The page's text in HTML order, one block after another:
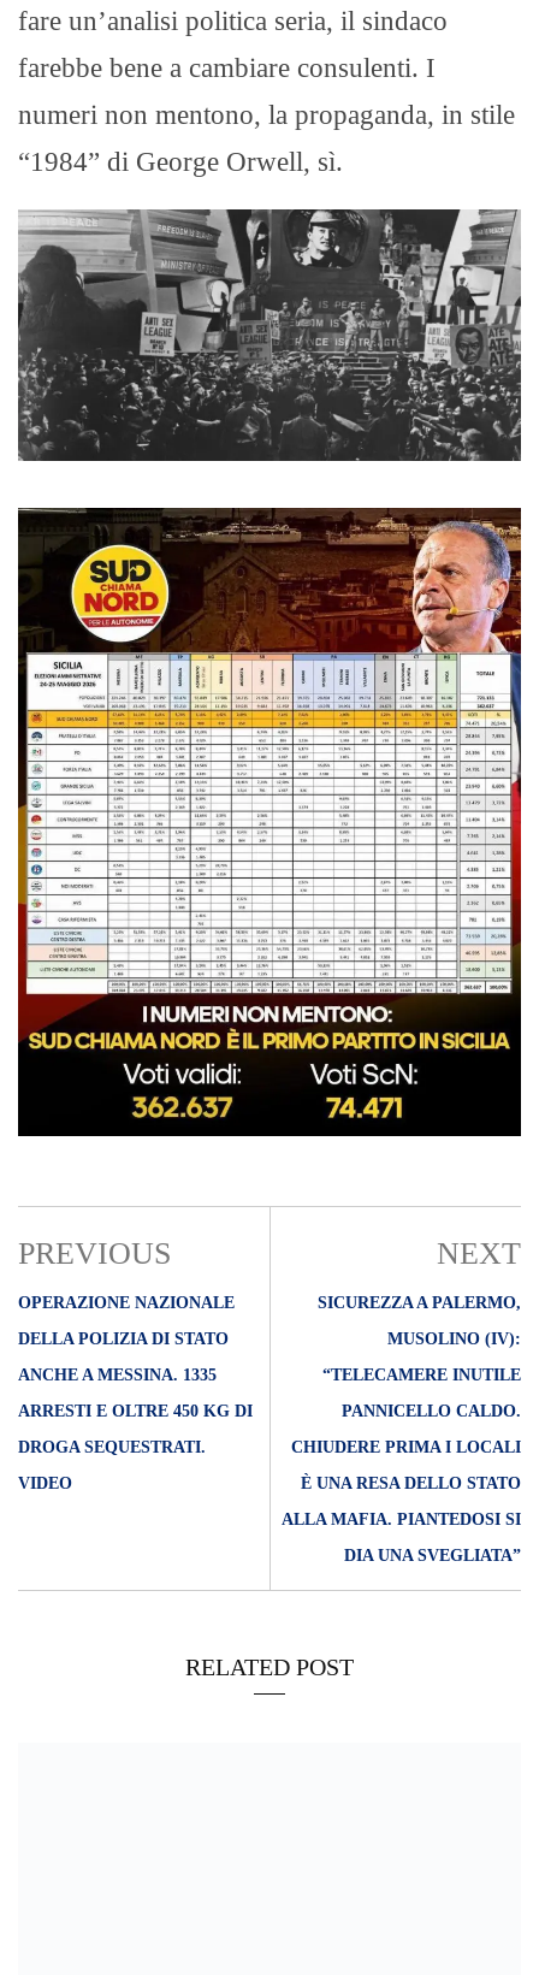
fare un’analisi politica seria, il sindaco
farebbe bene a cambiare consulenti. I
numeri non mentono, la propaganda, in stile
“1984” di George Orwell, sì.
PREVIOUS
OPERAZIONE NAZIONALE
DELLA POLIZIA DI STATO
ANCHE A MESSINA. 1335
ARRESTI E OLTRE 450 KG DI
DROGA SEQUESTRATI.
VIDEO
NEXT
SICUREZZA A PALERMO,
MUSOLINO (IV):
“TELECAMERE INUTILE
PANNICELLO CALDO.
CHIUDERE PRIMA I LOCALI
È UNA RESA DELLO STATO
ALLA MAFIA. PIANTEDOSI SI
DIA UNA SVEGLIATA”
RELATED POST